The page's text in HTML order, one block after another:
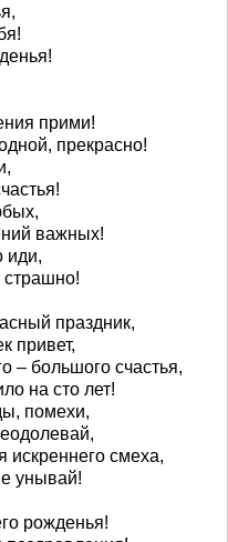
прими!
прекрасно!
важных!
иди,
страшно!
праздник,
привет,
– большого счастья,
на сто лет!
помехи,
смеха,
унывай!
рожденья!